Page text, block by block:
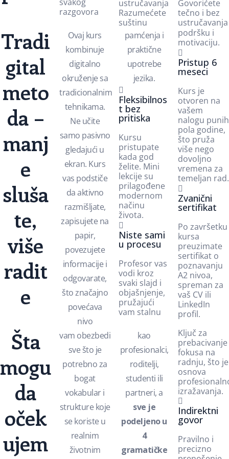
razgovora
ustručavanja
Razumećete
suštinu
Govorićete
tečno i bez
ustručavanja
Tradi
gital
meto
da –
manj
e
sluša
te,
više
radit
e
Ovaj kurs
kombinuje
digitalno
okruženje sa
tradicionalnim
tehnikama.
Ne učite
samo pasivno
gledajući u
ekran. Kurs
vas podstiče
da aktivno
razmišljate,
zapisujete na
papir,
povezujete
informacije i
odgovarate,
što značajno
povećava
nivo
pamćenja i
praktične
upotrebe
jezika.
Fleksibilnos
t bez
pritiska
Kursu
pristupate
kada god
želite. Mini
lekcije su
prilagođene
modernom
načinu
života.
Niste sami
u procesu
Profesor vas
vodi kroz
svaki slajd i
objašnjenje,
pružajući
vam stalnu
podršku i
motivaciju.
Pristup 6
meseci
Kurs je
otvoren na
vašem
nalogu punih
pola godine,
što pruža
više nego
dovoljno
vremena za
temeljan rad.
Zvanični
sertifikat
Po završetku
kursa
preuzimate
sertifikat o
poznavanju
A2 nivoa,
spreman za
vaš CV ili
LinkedIn
profil.
Šta
mogu
da
oček
ujem
vam obezbedi
sve što je
potrebno za
bogat
vokabular i
strukture koje
se koriste u
realnim
životnim
kao
profesionalci,
roditelji,
studenti ili
partneri, a
sve je
podeljeno u
4
gramatičke
Ključ za
prebacivanje
fokusa na
radnju, što je
osnova
izražavanja.
Indirektni
govor
Pravilno i
precizno